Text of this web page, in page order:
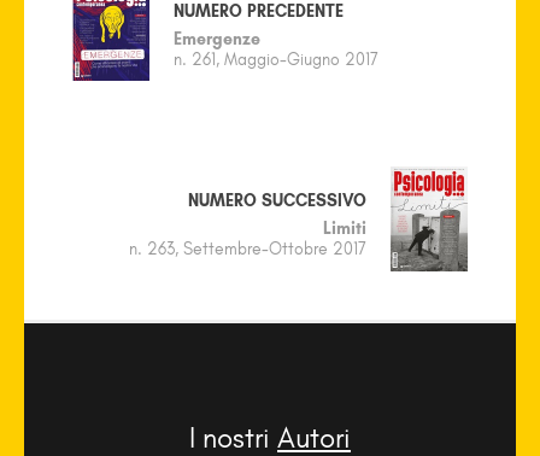
NUMERO PRECEDENTE
Emergenze
n. 261, Maggio-Giugno 2017
NUMERO SUCCESSIVO
Limiti
n. 263, Settembre-Ottobre 2017
I nostri Autori